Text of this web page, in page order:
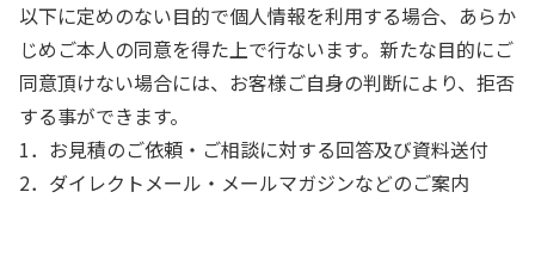
以下に定めのない目的で個人情報を利用する場合、あらか
じめご本人の同意を得た上で行ないます。新たな目的にご
同意頂けない場合には、お客様ご自身の判断により、拒否
する事ができます。
1．お見積のご依頼・ご相談に対する回答及び資料送付
2．ダイレクトメール・メールマガジンなどのご案内